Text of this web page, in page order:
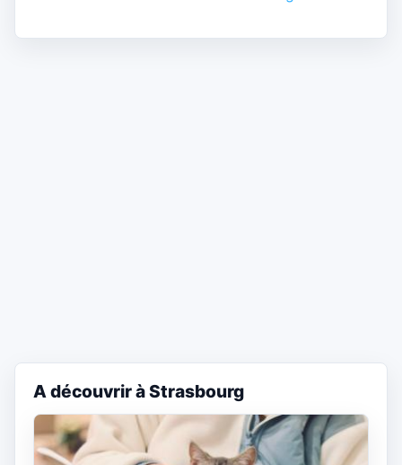
A découvrir à Strasbourg